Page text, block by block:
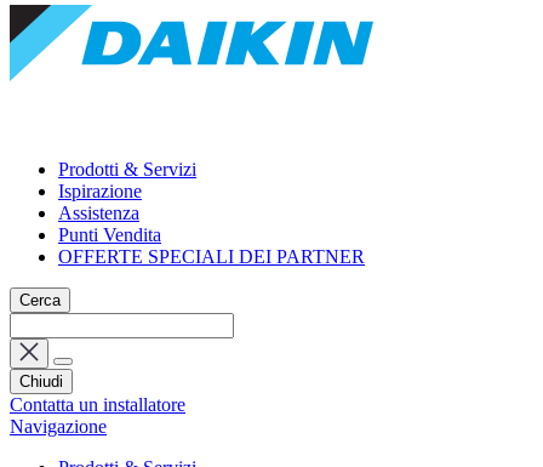
Prodotti & Servizi
Ispirazione
Assistenza
Punti Vendita
OFFERTE SPECIALI DEI PARTNER
Cerca
Chiudi
Contatta un installatore
Navigazione